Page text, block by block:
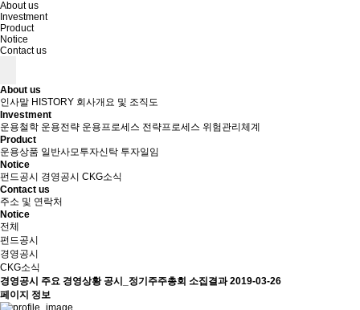
About us
Investment
Product
Notice
Contact us
About us
인사말 HISTORY 회사개요 및 조직도
Investment
운용철학 운용전략 운용프로세스 전략프로세스 위험관리체계
Product
운용상품 일반사모투자신탁 투자일임
Notice
펀드공시
경영공시 CKG소식
Contact us
주소 및 연락처
Notice
전체
펀드공시
경영공시
CKG소식
경영공시 주요 경영상황 공시_정기주주총회 소집결과2019-03-26
페이지 정보